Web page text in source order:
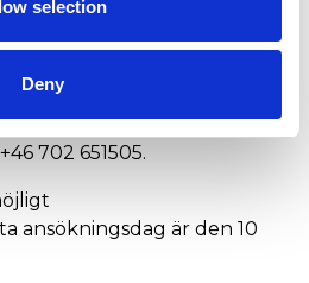
selection
Deny
och våra fartyg ta hand
vi arbetar
NOX fond och EU samt
Vill du veta mera
702 651505.
ansökningsdag är den 10